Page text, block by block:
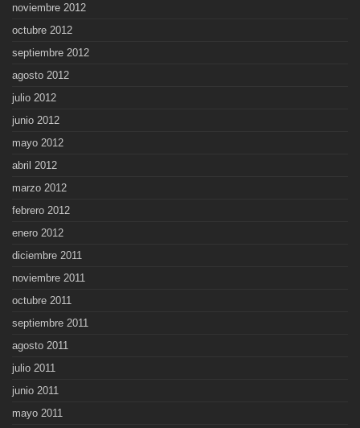
noviembre 2012
octubre 2012
septiembre 2012
agosto 2012
julio 2012
junio 2012
mayo 2012
abril 2012
marzo 2012
febrero 2012
enero 2012
diciembre 2011
noviembre 2011
octubre 2011
septiembre 2011
agosto 2011
julio 2011
junio 2011
mayo 2011